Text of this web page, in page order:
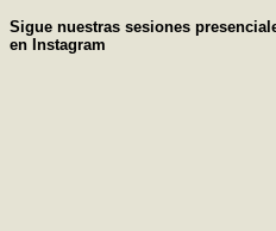
Sigue nuestras sesiones
en Instagram